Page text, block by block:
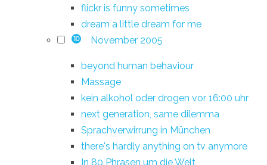
flickr is funny sometimes
dream a little dream for me
10 November 2005
beyond human behaviour
Massage
kein alkohol oder drogen vor 16:00 uhr
next generation, same dilemma
Sprachverwirrung in München
there's hardly anything on tv anymore
In 80 Phrasen um die Welt